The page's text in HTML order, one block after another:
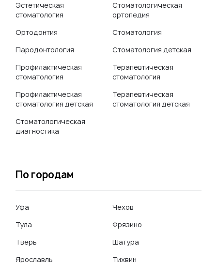
Эстетическая
стоматология
Ортодонтия
Пародонтология
Профилактическая
стоматология
Профилактическая
стоматология детская
Стоматологическая
диагностика
Стоматологическая
ортопедия
Стоматология
Стоматология детская
Терапевтическая
стоматология
Терапевтическая
стоматология детская
По городам
Уфа
Тула
Тверь
Ярославль
Чехов
Фрязино
Шатура
Тихвин